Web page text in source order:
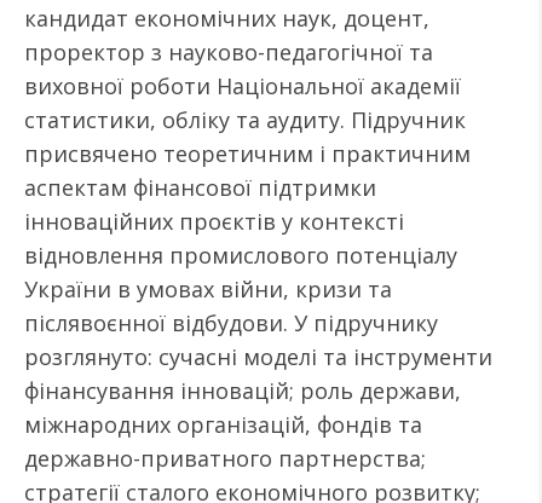
кандидат економічних наук, доцент,
проректор з науково-педагогічної та
виховної роботи Національної академії
статистики, обліку та аудиту. Підручник
присвячено теоретичним і практичним
аспектам фінансової підтримки
інноваційних проєктів у контексті
відновлення промислового потенціалу
України в умовах війни, кризи та
післявоєнної відбудови. У підручнику
розглянуто: сучасні моделі та інструменти
фінансування інновацій; роль держави,
міжнародних організацій, фондів та
державно-приватного партнерства;
стратегії сталого економічного розвитку;